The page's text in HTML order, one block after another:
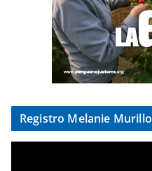
Registro Melanie Murillo